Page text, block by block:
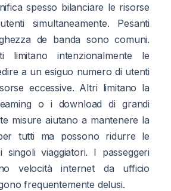
spesso bilanciare le risorse
simultaneamente. Pesanti
de banda sono comuni.
limitano intenzionalmente le
a un esiguo numero di utenti
eccessive. Altri limitano la
o i download di grandi
misure aiutano a mantenere la
tutti ma possono ridurre le
singoli viaggiatori. I passeggeri
velocità internet da ufficio
frequentemente delusi.